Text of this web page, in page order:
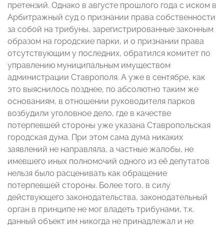
претензий. Однако в августе прошлого года с иском в
Арбитражный суд о признании права собственности
за собой на трибуны, зарегистрированные законным
образом на городские парки, и о признании права
отсутствующим у последних, обратился комитет по
управлению муниципальным имуществом
администрации Ставрополя. А уже в сентябре, как
это выяснилось позднее, по абсолютно таким же
основаниям, в отношении руководителя парков
возбудили уголовное дело, где в качестве
потерпевшей стороны уже указана Ставропольская
городская дума. При этом сама дума никаких
заявлений не направляла, а частные жалобы, не
имевшего иных полномочий одного из её депутатов
нельзя было расценивать как обращение
потерпевшей стороны. Более того, в силу
действующего законодательства, законодательный
орган в принципе не мог владеть трибунами, т.к.
данный объект им никогда не принадлежал и не